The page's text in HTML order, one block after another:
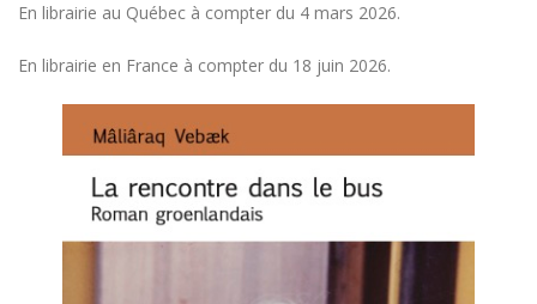
En librairie au Québec à compter du 4 mars 2026.
En librairie en France à compter du 18 juin 2026.